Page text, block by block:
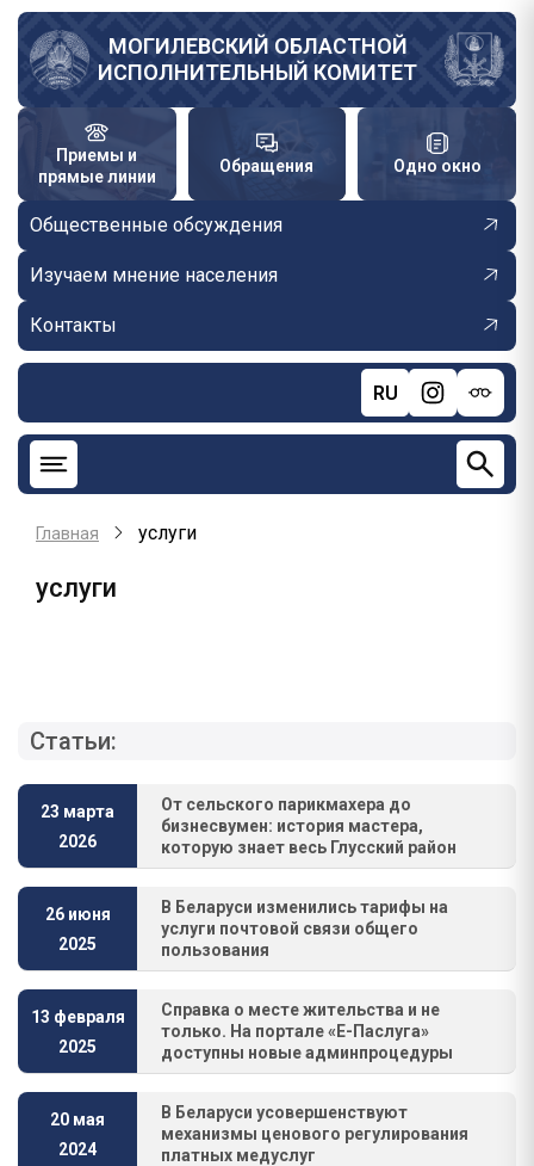
Перейти
основному
содержанию
МОГИЛЕВСКИЙ ОБЛАСТНОЙ
ИСПОЛНИТЕЛЬНЫЙ КОМИТЕТ
Приемы и
прямые линии
Обращения Одно окно
Общественные обсуждения
Изучаем мнение населения
Контакты
RU
Главная услуги
услуги
Статьи:
23 марта
2026
От сельского парикмахера до
бизнесвумен: история мастера,
которую знает весь Глусский район
26 июня
2025
В Беларуси изменились тарифы на
услуги почтовой связи общего
пользования
13 февраля
2025
Справка о месте жительства и не
только. На портале «Е-Паслуга»
доступны новые админпроцедуры
20 мая
2024
В Беларуси усовершенствуют
механизмы ценового регулирования
платных медуслуг